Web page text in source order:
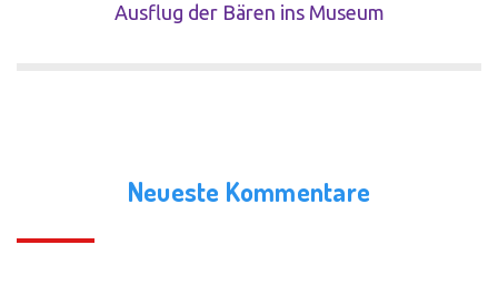
Ausflug der Bären ins Museum
Neueste Kommentare